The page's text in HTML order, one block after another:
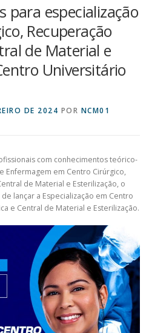
para especialização
Recuperação
de Material e
Universitário
DE 2024 POR NCM01
com conhecimentos teórico-
Enfermagem em Centro Cirúrgico,
de Material e Esterilização, o
lançar a Especialização em Centro
e Central de Material e Esterilização.